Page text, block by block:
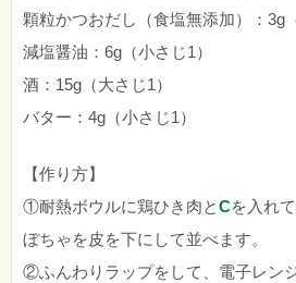
顆粒かつおだし（食塩無添加）：3g
減塩醤油：6g（小さじ1）
酒：15g（大さじ1）
バター：4g（小さじ1）
【作り方】
①耐熱ボウルに鶏ひき肉とCを入れ
ぼちゃを皮を下にして並べます。
②ふんわりラップをして、電子レン